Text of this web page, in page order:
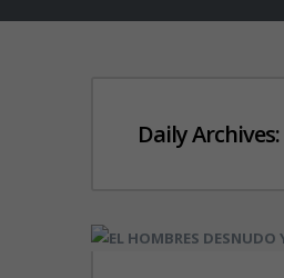
Daily Archives: